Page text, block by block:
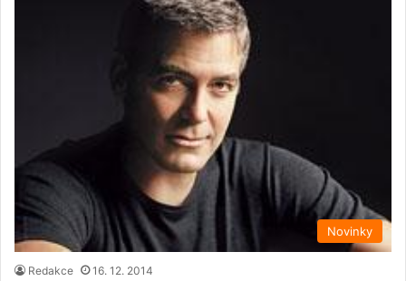
Novinky
Redakce 16. 12. 2014